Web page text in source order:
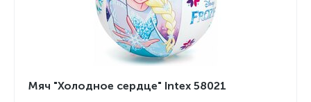
Мяч "Холодное сердце" Intex 58021